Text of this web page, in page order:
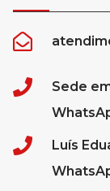
Sede
Luís